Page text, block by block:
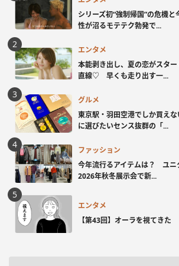
シリーズ初“強制帰国”の危機
性が沼るモテテク勃発で...
エンタメ
本能剥き出し、夏の恋がスタ
直線♡ 早くも走り出す一...
グルメ
東京駅・羽田空港でしか買え
に選びたいセンス抜群の「...
ファッション
今年流行るアイテムは？ ユニ
2026年秋冬展示会で新...
エンタメ
【第43回】オーラを視てきた